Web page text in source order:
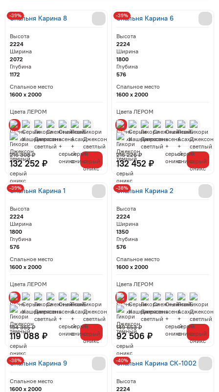
Спальня Карина 8
Высота
2224
Ширина
2072
Глубина
1172
Спальное место
1600 x 2000
Цвета ЛЕРОМ
132 252 ₽
216 308 ₽
-39% Спальня Карина 6
Высота
2224
Ширина
1800
Глубина
576
Спальное место
1600 x 2000
Цвета ЛЕРОМ
132 452 ₽
216 226 ₽
-39%
Спальня Карина 1
Высота
2224
Ширина
1800
Глубина
576
Спальное место
1600 x 2000
Цвета ЛЕРОМ
119 088 ₽
194 365 ₽
-39% Спальня Карина 2
Высота
2224
Ширина
1350
Глубина
576
Спальное место
1600 x 2000
Цвета ЛЕРОМ
92 506 ₽
149 653 ₽
-38%
Спальня Карина 9
Спальное место
1600 x 2000
-38% Спальня Карина СК-1002
Высота
2224
-40%